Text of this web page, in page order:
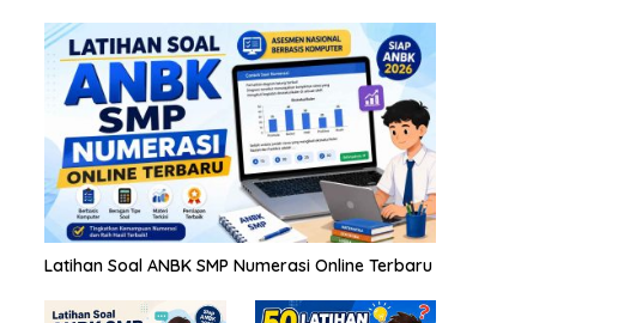
Latihan Soal ANBK SMP Numerasi Online Terbaru